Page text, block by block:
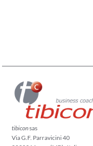
tibiconsas
Via G.F. Parravicini 40